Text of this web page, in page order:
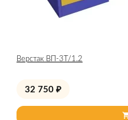
Верстак ВП-3Т/1.2
32 750 ₽